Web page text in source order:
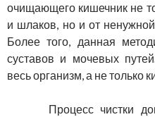
очищающего кишечник не
и шлаков, но и от
Более того, данная
суставов и мочевых
весь организм, а не только
Процесс чистки